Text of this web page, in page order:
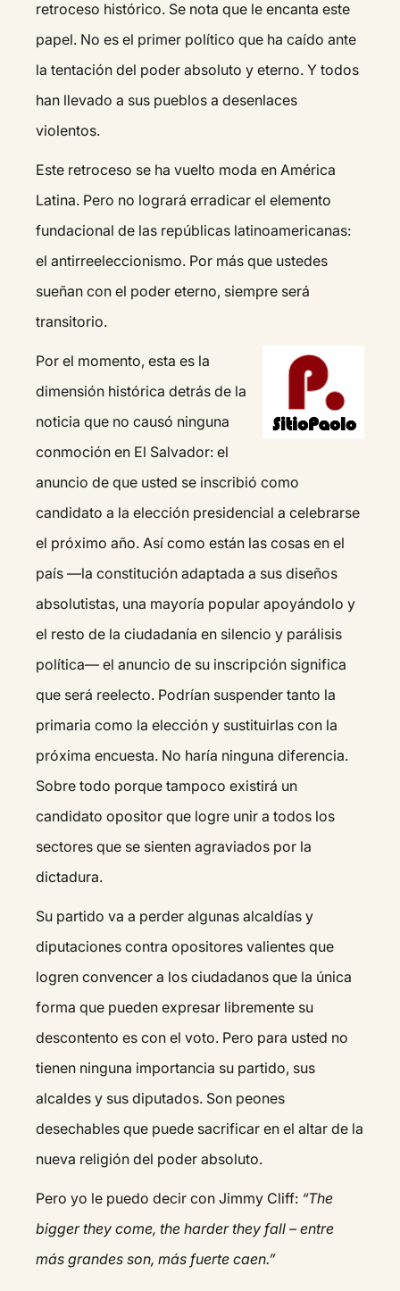
retroceso histórico. Se nota que le encanta este
papel. No es el primer político que ha caído ante
la tentación del poder absoluto y eterno. Y todos
han llevado a sus pueblos a desenlaces
violentos.
Este retroceso se ha vuelto moda en América
Latina. Pero no logrará erradicar el elemento
fundacional de las repúblicas latinoamericanas:
el antirreeleccionismo. Por más que ustedes
sueñan con el poder eterno, siempre será
transitorio.
Por el momento, esta es la
dimensión histórica detrás de la
noticia que no causó ninguna
conmoción en El Salvador: el
anuncio de que usted se inscribió como
candidato a la elección presidencial a celebrarse
el próximo año. Así como están las cosas en el
país —la constitución adaptada a sus diseños
absolutistas, una mayoría popular apoyándolo y
el resto de la ciudadanía en silencio y parálisis
política— el anuncio de su inscripción significa
que será reelecto. Podrían suspender tanto la
primaria como la elección y sustituirlas con la
próxima encuesta. No haría ninguna diferencia.
Sobre todo porque tampoco existirá un
candidato opositor que logre unir a todos los
sectores que se sienten agraviados por la
dictadura.
Su partido va a perder algunas alcaldías y
diputaciones contra opositores valientes que
logren convencer a los ciudadanos que la única
forma que pueden expresar libremente su
descontento es con el voto. Pero para usted no
tienen ninguna importancia su partido, sus
alcaldes y sus diputados. Son peones
desechables que puede sacrificar en el altar de la
nueva religión del poder absoluto.
Pero yo le puedo decir con Jimmy Cliff: “The
bigger they come, the harder they fall – entre
más grandes son, más fuerte caen.”